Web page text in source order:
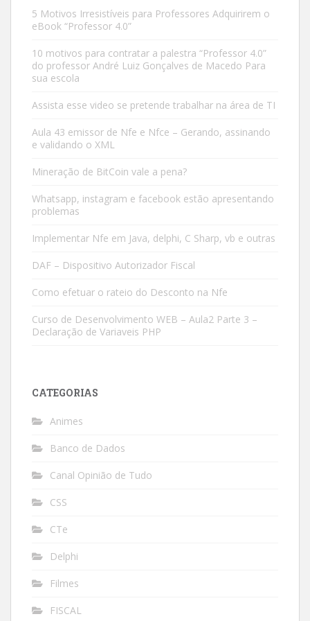
5 Motivos Irresistíveis para Professores Adquirirem o
eBook “Professor 4.0”
10 motivos para contratar a palestra “Professor 4.0”
do professor André Luiz Gonçalves de Macedo Para
sua escola
Assista esse video se pretende trabalhar na área de TI
Aula 43 emissor de Nfe e Nfce – Gerando, assinando
e validando o XML
Mineração de BitCoin vale a pena?
Whatsapp, instagram e facebook estão apresentando
problemas
Implementar Nfe em Java, delphi, C Sharp, vb e outras
DAF – Dispositivo Autorizador Fiscal
Como efetuar o rateio do Desconto na Nfe
Curso de Desenvolvimento WEB – Aula2 Parte 3 –
Declaração de Variaveis PHP
CATEGORIAS
Animes
Banco de Dados
Canal Opinião de Tudo
CSS
CTe
Delphi
Filmes
FISCAL